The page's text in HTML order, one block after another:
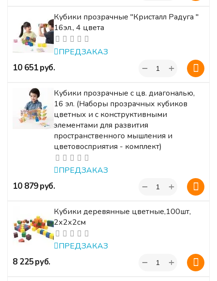
Кубики прозрачные "Кристалл Радуга "
16эл., 4 цвета
ПРЕДЗАКАЗ
‍10 651‍руб. +
−
Кубики прозрачные с цв. диагональю,
16 эл. (Наборы прозрачных кубиков
цветных и с конструктивными
элементами для развития
пространственного мышления и
цветовосприятия - комплект)
ПРЕДЗАКАЗ
‍10 879‍руб. +
−
Кубики деревянные цветные,100шт,
2х2х2см
ПРЕДЗАКАЗ
‍8 225‍руб. +
−